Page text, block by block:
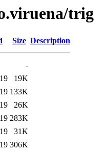
trig
Size Description
-
19K
133K
26K
283K
31K
306K